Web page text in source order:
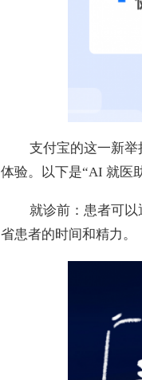
支付宝的这一新
体验。以下是“AI 就医
就诊前：患者可
省患者的时间和精力。